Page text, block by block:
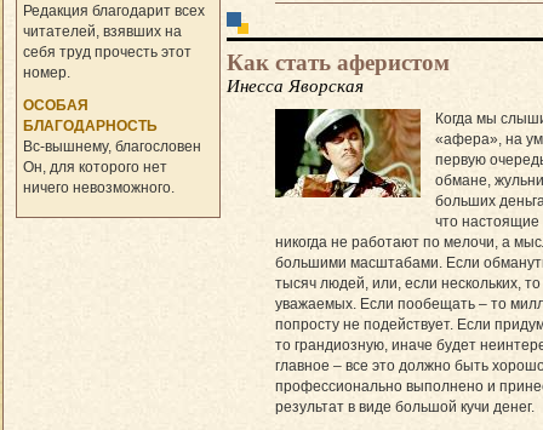
Редакция благодарит всех
читателей, взявших на
себя труд прочесть этот
номер.
ОСОБАЯ
БЛАГОДАРНОСТЬ
Вс-вышнему, благословен
Он, для которого нет
ничего невозможного.
Как стать аферистом
Инесса Яворская
Когда мы
«афера», на ум
первую
обмане,
больших
что
никогда не работают по мелочи, а
большими масштабами. Если
тысяч людей, или, если нескольких,
уважаемых. Если по­обе­щать – то
попросту не подействует. Если
то грандиозную, иначе будет
главное – все это должно быть
профессионально выполнено и
результат в виде большой кучи денег.